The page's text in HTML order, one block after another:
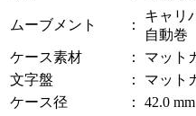
ムーブメント ：
キャリ
自動巻
ケース素材
：
マット
文字盤
：
マット
ケース径
：
42.0 mm